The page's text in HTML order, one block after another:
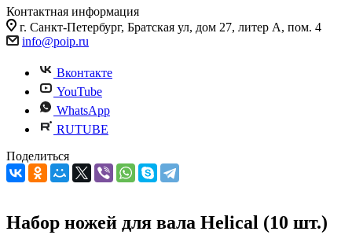
Контактная информация
г. Санкт-Петербург, Братская ул, дом 27, литер А, пом. 4
info@poip.ru
Вконтакте
YouTube
WhatsApp
RUTUBE
Поделиться
Набор ножей для вала Helical (10 шт.)